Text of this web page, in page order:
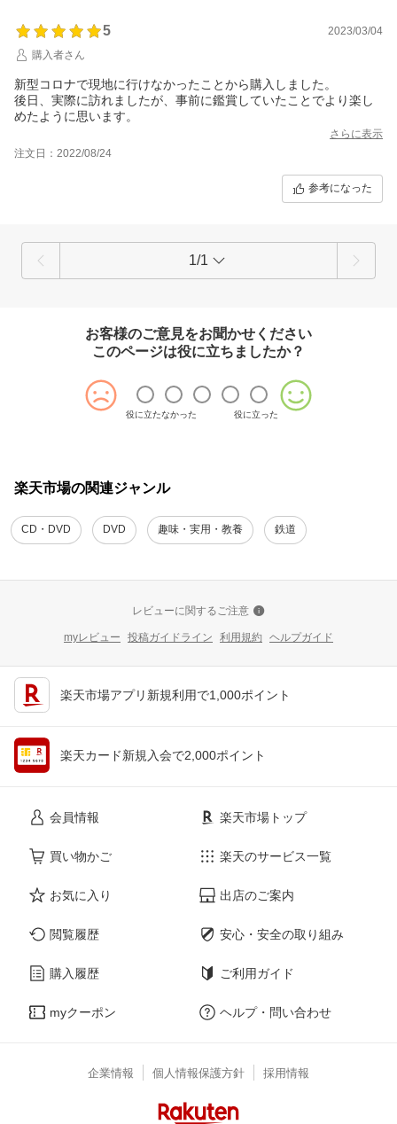
5
2023/03/04
購入者さん
新型コロナで現地に行けなかったことから購入しました。
後日、実際に訪れましたが、事前に鑑賞していたことでより楽し
めたように思います。
さらに表示
注文日：2022/08/24
参考になった
1/1
お客様のご意見をお聞かせください
このページは役に立ちましたか？
役に立たなかった 役に立った
楽天市場の関連ジャンル
CD・DVD DVD 趣味・実用・教養 鉄道
レビューに関するご注意
myレビュー 投稿ガイドライン 利用規約 ヘルプガイド
楽天市場アプリ新規利用で1,000ポイント
楽天カード新規入会で2,000ポイント
会員情報
買い物かご
お気に入り
閲覧履歴
購入履歴
myクーポン
楽天市場トップ
楽天のサービス一覧
出店のご案内
安心・安全の取り組み
ご利用ガイド
ヘルプ・問い合わせ
企業情報 個人情報保護方針 採用情報